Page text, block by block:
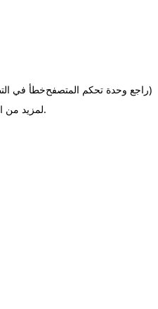
خطأ في(راجع وحدة تحكم المتصفح
لمزيد من.